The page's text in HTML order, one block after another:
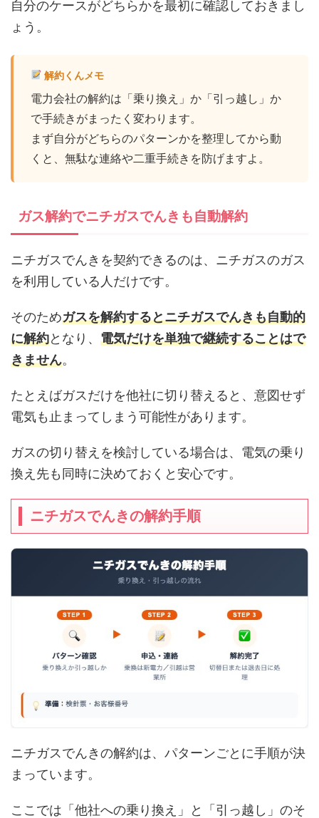
自分のケースがどちらかを最初に確認しておきまし
ょう。
解約くんメモ
電力会社の解約は「乗り換え」か「引っ越し」か
で手続きがまったく変わります。
まず自分がどちらのパターンかを整理してから動
くと、無駄な連絡や二重手続きを防げますよ。
ガス解約でニチガスでんきも自動解約
ニチガスでんきを契約できるのは、ニチガスのガス
を利用している人だけです。
そのためガスを解約するとニチガスでんきも自動的
に解約となり、 電気だけを単独で継続することはで
きません。
たとえばガスだけを他社に切り替えると、意図せず
電気も止まってしまう可能性があります。
ガスの切り替えを検討している場合は、電気の乗り
換え先も同時に決めておくと安心です。
ニチガスでんきの解約手順
ニチガスでんきの解約は、パターンごとに手順が決
まっています。
ここでは「他社への乗り換え」と「引っ越し」のそ